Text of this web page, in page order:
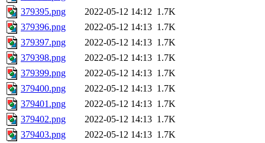
379395.png
2022-05-12 14:12 1.7K
379396.png
2022-05-12 14:13 1.7K
379397.png
2022-05-12 14:13 1.7K
379398.png
2022-05-12 14:13 1.7K
379399.png
2022-05-12 14:13 1.7K
379400.png
2022-05-12 14:13 1.7K
379401.png
2022-05-12 14:13 1.7K
379402.png
2022-05-12 14:13 1.7K
379403.png
2022-05-12 14:13 1.7K